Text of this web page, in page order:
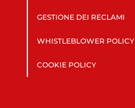
GESTIONE DEI RECLAMI
WHISTLEBLOWER POLICY
COOKIE POLICY